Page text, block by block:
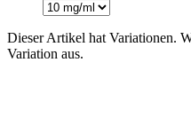
Dieser Artikel hat Variationen.
Variation aus.